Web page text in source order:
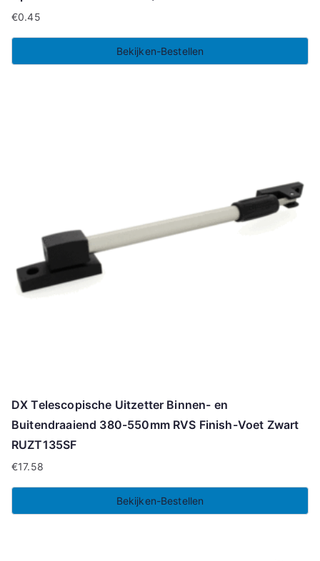
€0.45
Bekijken-Bestellen
DX Telescopische Uitzetter Binnen- en
Buitendraaiend 380-550mm RVS Finish-Voet Zwart
RUZT135SF
€17.58
Bekijken-Bestellen